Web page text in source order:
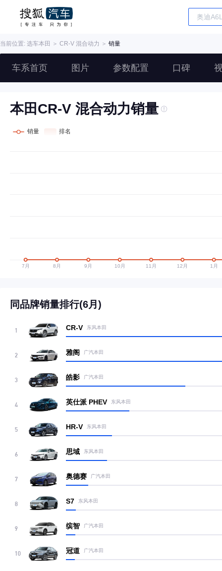
当前位置: 选车本田 ＞ CR-V 混合动力 ＞ 销量
车系首页 图片 参数配置 口碑
本田CR-V 混合动力销量
同品牌销量排行(6月)
1 CR-V 东风本田
2 雅阁 广汽本田
3 皓影 广汽本田
4 英仕派 PHEV 东风本田
5 HR-V 东风本田
6 思域 东风本田
7 奥德赛 广汽本田
8 S7 东风本田
9 缤智 广汽本田
10 冠道 广汽本田